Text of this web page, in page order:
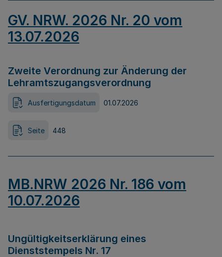
GV. NRW. 2026 Nr. 20 vom
13.07.2026
Zweite Verordnung zur Änderung der
Lehramtszugangsverordnung
Ausfertigungsdatum 01.07.2026
Seite 448
MB.NRW 2026 Nr. 186 vom
10.07.2026
Ungültigkeitserklärung eines
Dienststempels Nr. 17